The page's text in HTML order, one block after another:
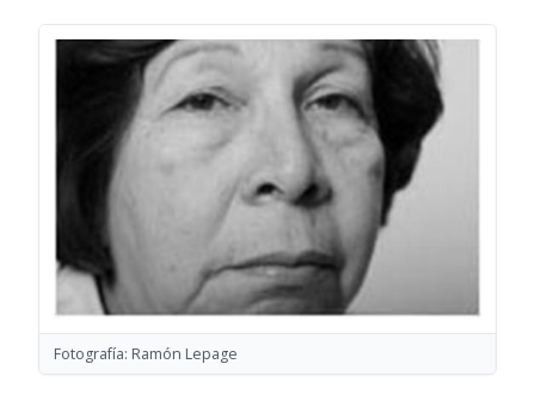
Fotografía: Ramón Lepage